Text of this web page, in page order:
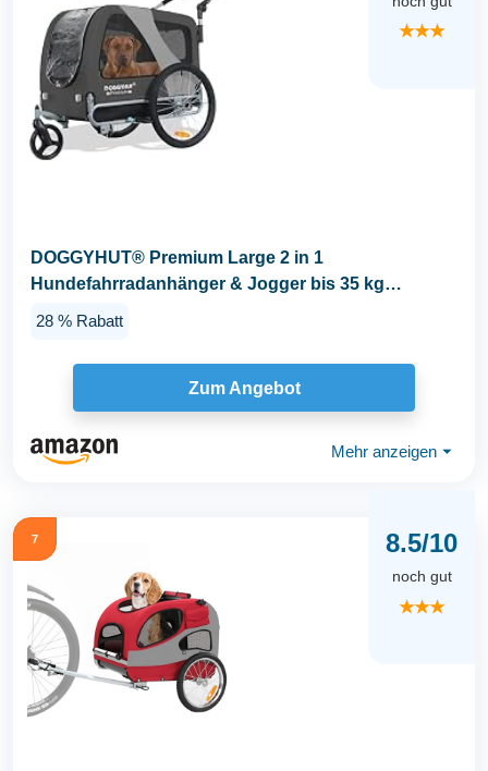
★★★
DOGGYHUT® Premium Large 2 in 1
Hundefahrradanhänger & Jogger bis 35 kg
28 % Rabatt
Zum Angebot
Mehr anzeigen ⏷
7 8.5/10
noch gut
★★★